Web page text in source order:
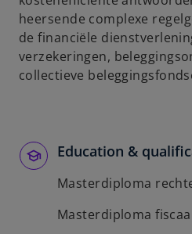
b
heersende complexe
de financiële
verzekeringen,
collectieve
Education &
Masterdiploma
Masterdiploma